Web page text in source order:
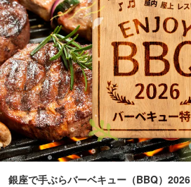
銀座で手ぶらバーベキュー（BBQ）2026